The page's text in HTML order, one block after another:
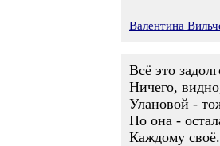
Валентина
Всё это
Ничего,
Улановой -
Но она -
Каждому